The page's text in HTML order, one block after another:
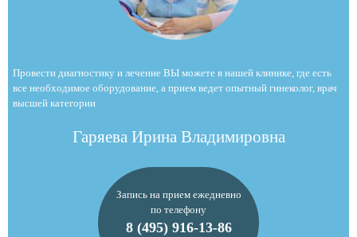
Провести диагностику и лечение ВЫ можете в нашей клинике, где есть
все необходимое оборудование, а прием ведет опытный гинеколог, врач
высшей категории
Гаряева Ирина Владимировна
Запись на прием ежедневно
по телефону
8 (495) 916-13-86